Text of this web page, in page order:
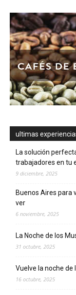
ultimas
La solución
trabajadores en tu
9 diciembre, 2025
Buenos Aires para
ver
6 noviembre, 2025
La Noche de los
31 octubre, 2025
Vuelve la noche de
16 octubre, 2025